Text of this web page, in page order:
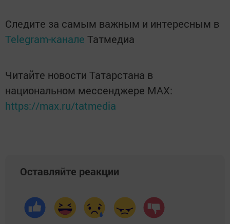
Следите за самым важным и интересным в
Telegram-канале Татмедиа
Читайте новости Татарстана в
национальном мессенджере MАХ:
https://max.ru/tatmedia
Оставляйте реакции